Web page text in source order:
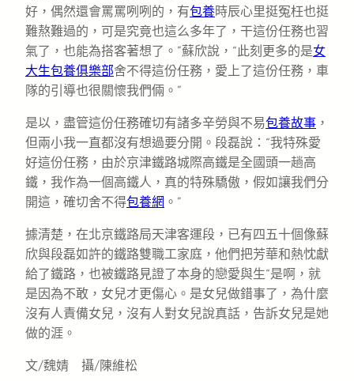
好，偶然還會罵罵咧咧的，有包養時辰心里挺冤枉也挺
難熬難過的，可是究竟也這么多年了，干這份任務也習
氣了，也能為搭客著想了。”蘇欣說，“此刻更多的是女
大生包養俱樂部舍不得這份任務，愛上了這份任務，車
隊的引導也很關懷我們倆。”
是以，盡管這份任務確切有諸多辛勞與不易包養故事 ，
但兩小我一直都沒有想過要分開。段磊說：“我特殊愛
好這份任務，由於京津鐵路城際高鐵是全國頭一趟高
鐵，我作為一個高鐵人，真的特殊驕傲，假如讓我們分
開這，確切舍不得包養網 。”
據清楚，在北京鐵路局天津客運段，已有四五十個像蘇
欣與段磊如許的鐵路雙職工家庭，他們把芳華和熱忱獻
給了鐵路，也被鐵路見證了本身的戀愛與生“是啊，就
是因為不敢，女兒才更傷心。是女兒做錯事了，為什麼
沒有人責備女兒，沒有人對女兒說真話，告訴女兒是她
做的涯。
文/魏婧 攝/陳維松